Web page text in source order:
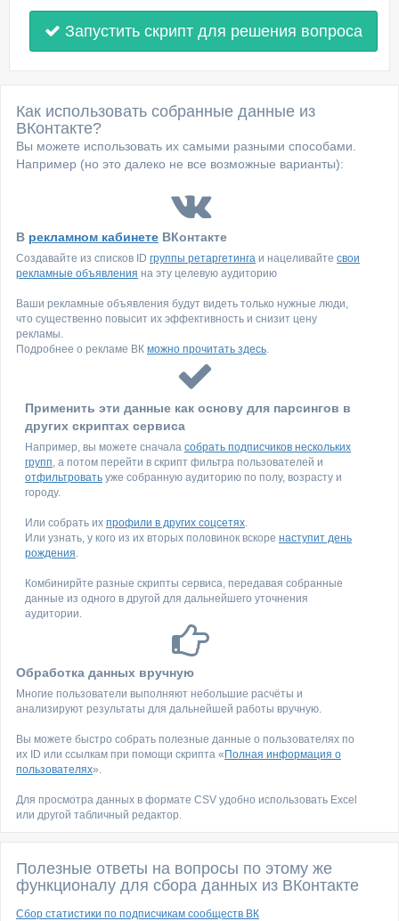
Запустить скрипт для решения вопроса
Как использовать собранные данные из
ВКонтакте?
Вы можете использовать их самыми разными способами.
Например (но это далеко не все возможные варианты):
В рекламном кабинете ВКонтакте
Создавайте из списков ID группы ретаргетинга и нацеливайте свои
рекламные объявления на эту целевую аудиторию
Ваши рекламные объявления будут видеть только нужные люди,
что существенно повысит их эффективность и снизит цену
рекламы.
Подробнее о рекламе ВК можно прочитать здесь.
Применить эти данные как основу для парсингов в
других скриптах сервиса
Например, вы можете сначала собрать подписчиков нескольких
групп, а потом перейти в скрипт фильтра пользователей и
отфильтровать уже собранную аудиторию по полу, возрасту и
городу.
Или собрать их профили в других соцсетях.
Или узнать, у кого из их вторых половинок вскоре наступит день
рождения.
Комбинирйте разные скрипты сервиса, передавая собранные
данные из одного в другой для дальнейшего уточнения
аудитории.
Обработка данных вручную
Многие пользователи выполняют небольшие расчёты и
анализируют результаты для дальнейшей работы вручную.
Вы можете быстро собрать полезные данные о пользователях по
их ID или ссылкам при помощи скрипта « Полная информация о
пользователях».
Для просмотра данных в формате CSV удобно использовать Excel
или другой табличный редактор.
Полезные ответы на вопросы по этому же
функционалу для сбора данных из ВКонтакте
Сбор статистики по подписчикам сообществ ВК